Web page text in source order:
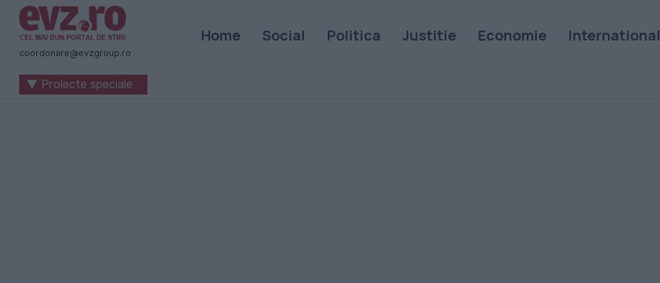
Știri
naționale
internaționale
coordonare@evzgroup.ro
Home Social Politica Justitie Economie International
▼ Proiecte speciale